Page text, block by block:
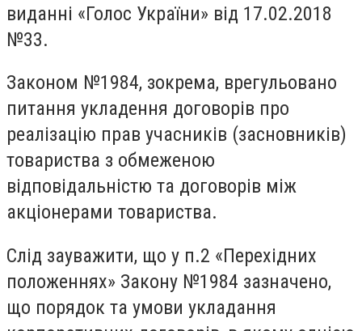
виданні «Голос України» від 17.02.2018
№33.
Законом №1984, зокрема, врегульовано
питання укладення договорів про
реалізацію прав учасників (засновників)
товариства з обмеженою
відповідальністю та договорів між
акціонерами товариства.
Слід зауважити, що у п.2 «Перехідних
положеннях» Закону №1984 зазначено,
що порядок та умови укладання